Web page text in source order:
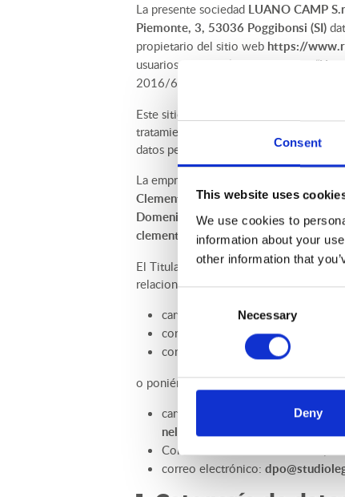
Consent
This website uses
We use cookies to
information about your
other information that
Selection
Necessary
Deny
La presente sociedad LUANO CAMP
Piemonte, 3, 53036 Poggibonsi (SI)
propietario del sitio web https://
usuarios del Sitio (en adelante, los “
2016/679, de 27 de abril de 2016 (en
Este sitio web y los servicios que se
tratamiento no recopila datos
datos personales recopilados
La empresa ha nombrado a la
Clementina Baroni (N.IVA
Domenico Francesco Cecati, 1/1,
El Titular tiene en la máxima
relacionada con la presente política de
carta certificada con acuse de
correo electrónico certificado
correo electrónico: info@rimor.it
o poniéndose en contacto con el DPO,
carta certificada con acuse de
nell'Emilia (RE);
Correo electrónico certificado
correo electrónico: